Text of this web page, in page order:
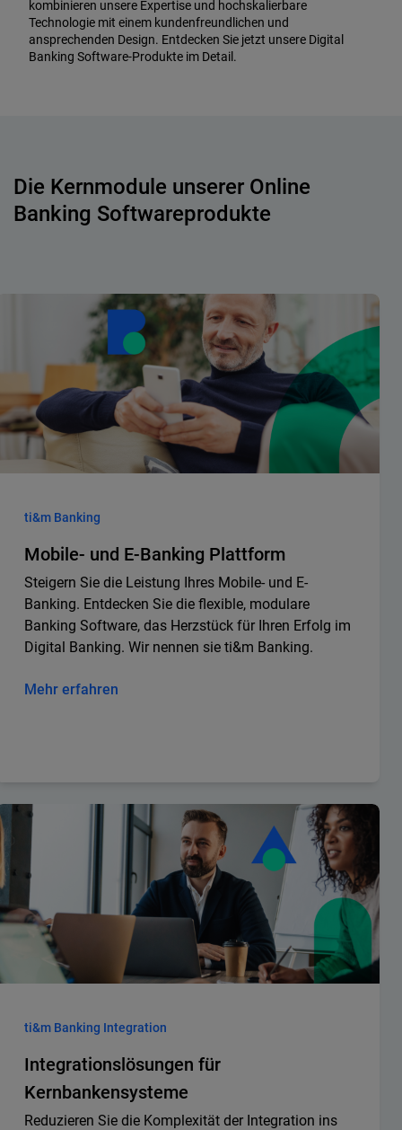
kombinieren unsere Expertise und hochskalierbare
Technologie mit einem kundenfreundlichen und
ansprechenden Design. Entdecken Sie jetzt unsere Digital
Banking Software-Produkte im Detail.
Die Kernmodule unserer Online
Banking Softwareprodukte
ti&m Banking
Mobile- und E-Banking Plattform
Steigern Sie die Leistung Ihres Mobile- und E-
Banking. Entdecken Sie die flexible, modulare
Banking Software, das Herzstück für Ihren Erfolg im
Digital Banking. Wir nennen sie ti&m Banking.
Mehr erfahren
ti&m Banking Integration
Integrationslösungen für
Kernbankensysteme
Reduzieren Sie die Komplexität der Integration ins